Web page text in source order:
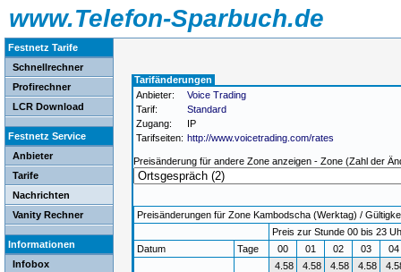
www.Telefon-Sparbuch.de
Festnetz Tarife
Schnellrechner
Profirechner
LCR Download
Festnetz Service
Anbieter
Tarife
Nachrichten
Vanity Rechner
Informationen
Infobox
Tarifänderungen
Anbieter:
Voice Trading
Tarif:
Standard
Zugang:
IP
Tarifseiten: http://www.voicetrading.com/rates
Preisänderung für andere Zone anzeigen - Zone (Zahl der
Preisänderungen für Zone Kambodscha (Werktag) /
Preis zur Stunde 00 bis 23
Datum
Tage 00 01 02 03
4.58
4.58 4.58 4.58